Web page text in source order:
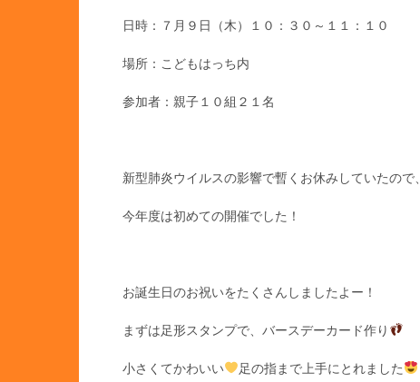
日時：７月９日（木）１０：３０～１１：１０
場所：こどもはっち内
参加者：親子１０組２１名
新型肺炎ウイルスの影響で暫くお休みしていたので、
今年度は初めての開催でした！
お誕生日のお祝いをたくさんしましたよー！
まずは足形スタンプで、バースデーカード作り
小さくてかわいい 足の指まで上手にとれました